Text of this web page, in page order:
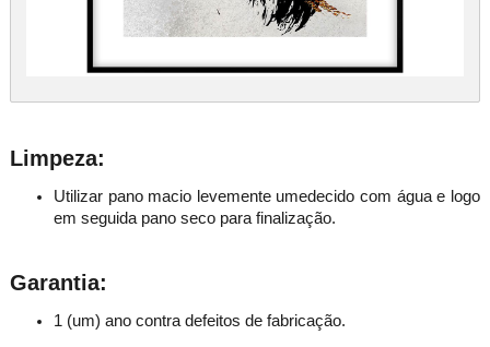
Limpeza:
Utilizar pano macio levemente umedecido com água e logo
em seguida pano seco para finalização.
Garantia:
1 (um) ano contra defeitos de fabricação.